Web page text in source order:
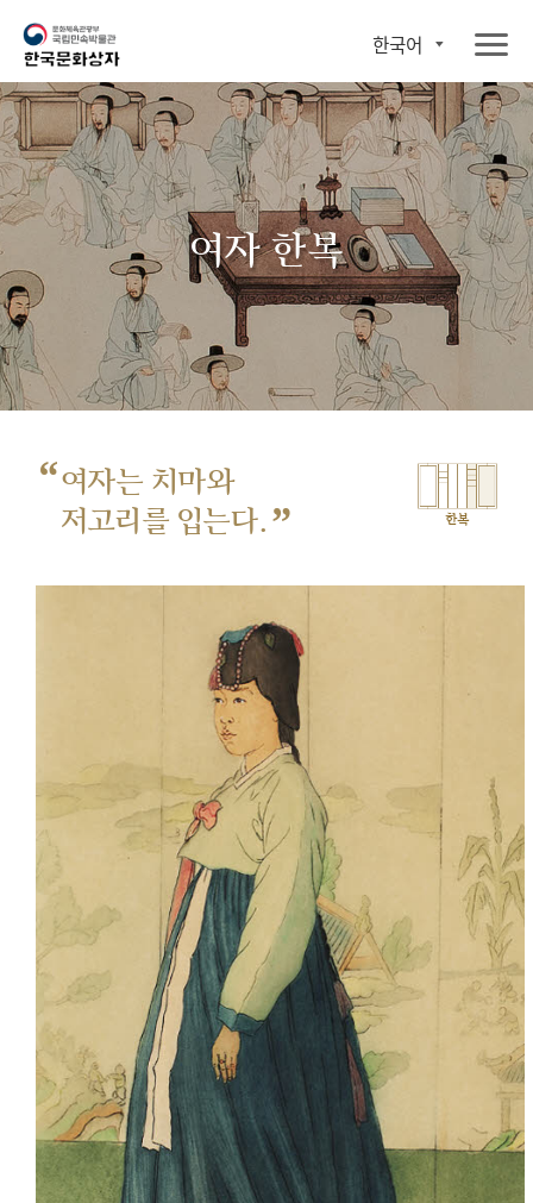
한국어
여자 한복
“여자는 치마와
저고리를 입는다. ” 한복